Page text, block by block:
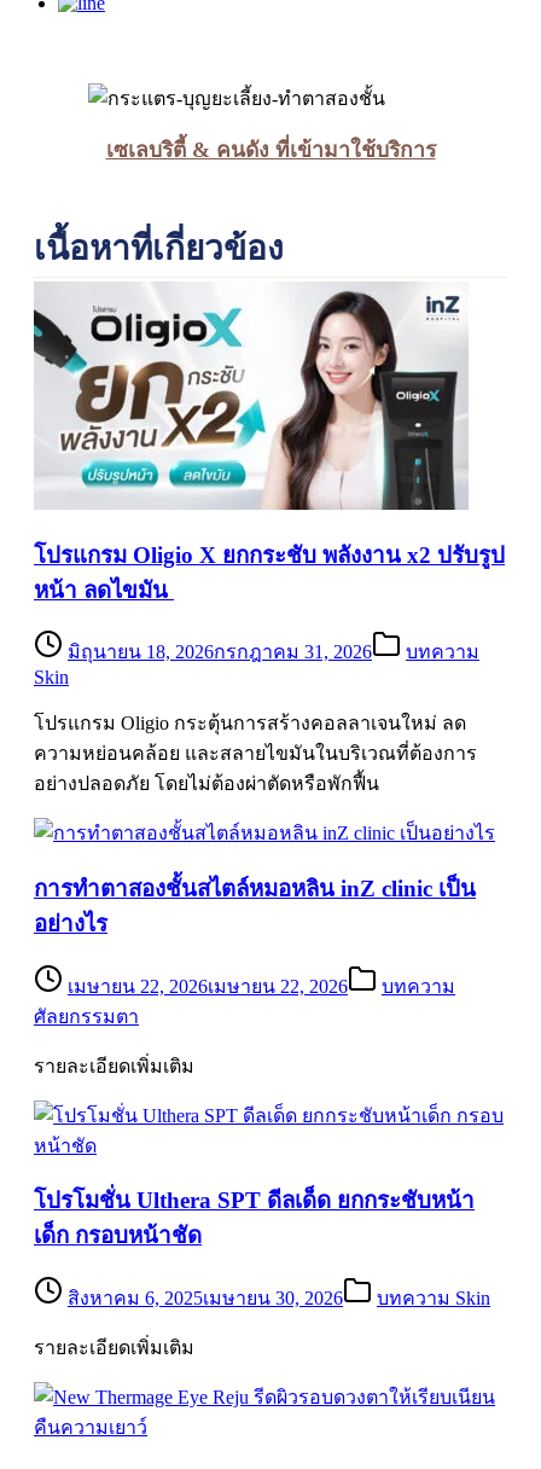
เซเลบริตี้ & คนดัง ที่เข้ามาใช้บริการ
เนื้อหาที่เกี่ยวข้อง
โปรแกรม Oligio X ยกกระชับ พลังงาน x2 ปรับรูป
หน้า ลดไขมัน
มิถุนายน 18, 2026กรกฎาคม 31, 2026
บทความ
Skin
โปรแกรม Oligio กระตุ้นการสร้างคอลลาเจนใหม่ ลด
ความหย่อนคล้อย และสลายไขมันในบริเวณที่ต้องการ
อย่างปลอดภัย โดยไม่ต้องผ่าตัดหรือพักฟื้น
การทำตาสองชั้นสไตล์หมอหลิน inZ clinic เป็น
อย่างไร
เมษายน 22, 2026เมษายน 22, 2026
บทความ
ศัลยกรรมตา
รายละเอียดเพิ่มเติม
โปรโมชั่น Ulthera SPT ดีลเด็ด ยกกระชับหน้า
เด็ก กรอบหน้าชัด
สิงหาคม 6, 2025เมษายน 30, 2026 บทความ Skin
รายละเอียดเพิ่มเติม